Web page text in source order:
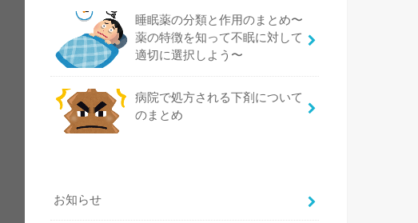
睡眠薬の分類と作用のまとめ〜
薬の特徴を知って不眠に対して
適切に選択しよう〜
病院で処方される下剤について
のまとめ
お知らせ